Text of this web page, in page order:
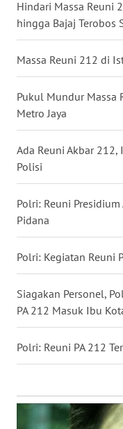
Hindari Massa Reuni
hingga Bajaj Terobos
Massa Reuni 212 di
Pukul Mundur Massa
Metro Jaya
Ada Reuni Akbar
Polisi
Polri: Reuni
Pidana
Polri: Kegiatan Reuni
Siagakan Personel,
PA 212 Masuk Ibu
Polri: Reuni PA 212
WN
WN
LAMPUNG
WN
JATENG
WN
NUSANTARA
JOGJA